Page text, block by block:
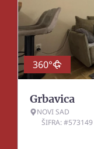
360°
Grbavica
NOVI SAD
ŠIFRA: #573149